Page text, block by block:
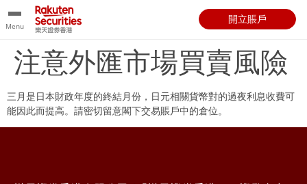
Menu
開立賬戶
注意外匯市場買賣風險
三月是日本財政年度的終結月份，日元相關貨幣對的過夜利息收費可
能因此而提高。請密切留意閣下交易賬戶中的倉位。